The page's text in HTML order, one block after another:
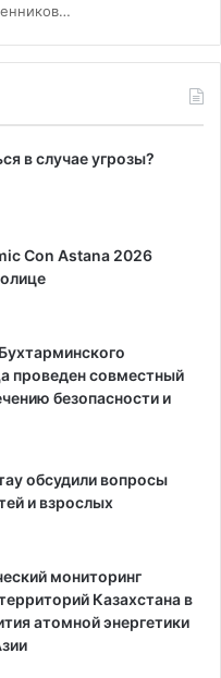
в случае угрозы?
Con Astana 2026
проведен совместный
безопасности и
обсудили вопросы
и взрослых
мониторинг
Казахстана в
атомной энергетики